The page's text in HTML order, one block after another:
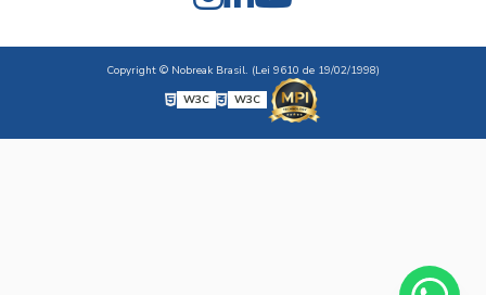
Copyright © Nobreak Brasil. (Lei 9610 de 19/02/1998)
W3C
W3C